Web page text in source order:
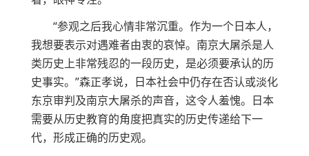
“参观之后我心情非常沉重。作为一个日本人，
我想要表示对遇难者由衷的哀悼。南京大屠杀是人
类历史上非常残忍的一段历史，是必须要承认的历
史事实。”森正孝说，日本社会中仍存在否认或淡化
东京审判及南京大屠杀的声音，这令人羞愧。日本
需要从历史教育的角度把真实的历史传递给下一
代，形成正确的历史观。